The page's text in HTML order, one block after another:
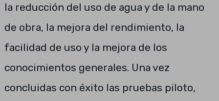
la reducción del uso de agua y de la mano
de obra, la mejora del rendimiento, la
facilidad de uso y la mejora de los
conocimientos generales. Una vez
concluidas con éxito las pruebas piloto,